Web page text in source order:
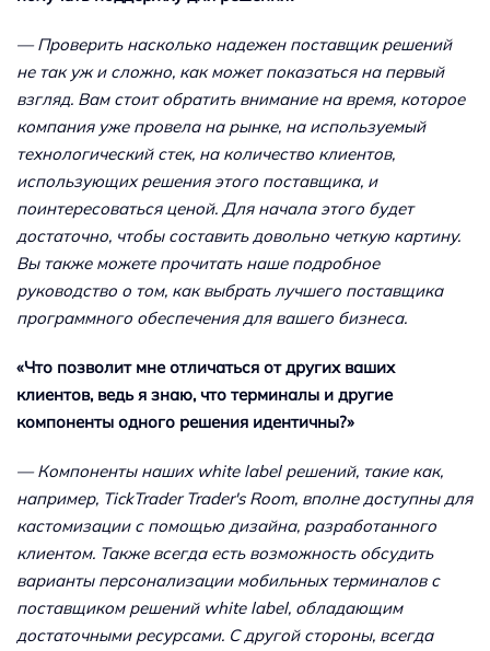
— Проверить насколько надежен поставщик решений
не так уж и сложно, как может показаться на первый
взгляд. Вам стоит обратить внимание на время, которое
компания уже провела на рынке, на используемый
технологический стек, на количество клиентов,
использующих решения этого поставщика, и
поинтересоваться ценой. Для начала этого будет
достаточно, чтобы составить довольно четкую картину.
Вы также можете прочитать наше подробное
руководство о том, как выбрать лучшего поставщика
программного обеспечения для вашего бизнеса.
«Что позволит мне отличаться от других ваших
клиентов, ведь я знаю, что терминалы и другие
компоненты одного решения идентичны?»
— Компоненты наших white label решений, такие как,
например, TickTrader Trader's Room, вполне доступны для
кастомизации с помощью дизайна, разработанного
клиентом. Также всегда есть возможность обсудить
варианты персонализации мобильных терминалов с
поставщиком решений white label, обладающим
достаточными ресурсами. С другой стороны, всегда